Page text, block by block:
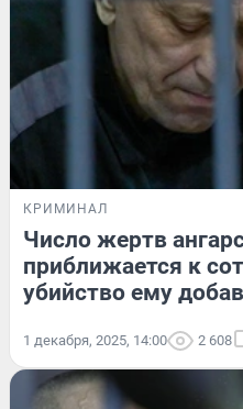
КРИМИНАЛ
Число жертв
приближается к
убийство ему
1 декабря, 2025, 14:00 2 608